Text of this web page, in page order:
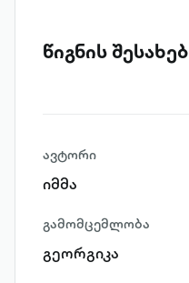
წიგნის შესახებ
ავტორი
იმმა
გამომცემლობა
გეორგიკა